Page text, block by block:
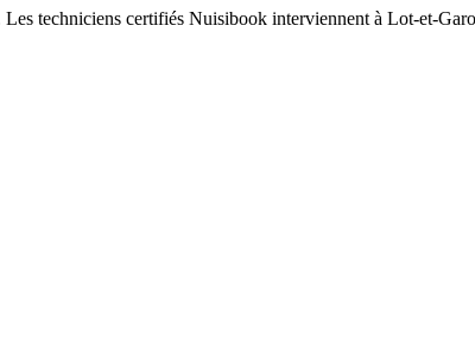
Les techniciens certifiés Nuisibook interviennent à Lot-et-